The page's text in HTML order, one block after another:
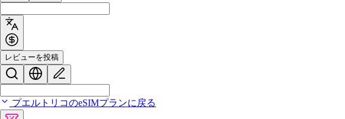
レビューを投稿
プエルトリコのeSIMプランに戻る